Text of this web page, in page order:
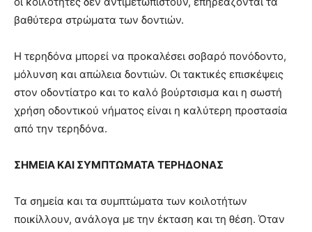
βαθύτερα στρώματα των δοντιών.
Η τερηδόνα μπορεί να προκαλέσει σοβαρό πονόδοντο,
μόλυνση και απώλεια δοντιών. Οι τακτικές επισκέψεις
στον οδοντίατρο και το καλό βούρτσισμα και η σωστή
χρήση οδοντικού νήματος είναι η καλύτερη προστασία
από την τερηδόνα.
ΣΗΜΕΙΑ ΚΑΙ ΣΥΜΠΤΩΜΑΤΑ ΤΕΡΗΔΟΝΑΣ
Τα σημεία και τα συμπτώματα των κοιλοτήτων
ποικίλλουν, ανάλογα με την έκταση και τη θέση. Όταν